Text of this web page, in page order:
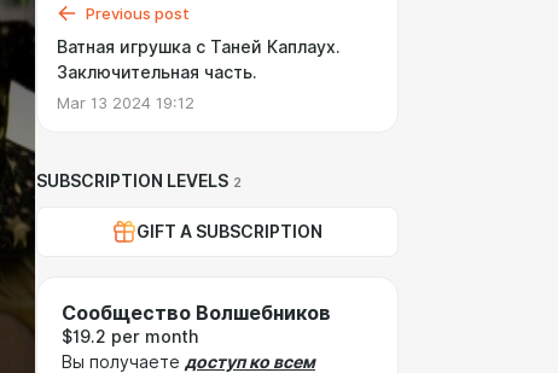
Previous post
Ватная игрушка с Таней Каплаух.
Заключительная часть.
Mar 13 2024 19:12
SUBSCRIPTION LEVELS 2
GIFT A SUBSCRIPTION
Сообщество Волшебников
$19.2 per month
Вы получаете доступ ко всем